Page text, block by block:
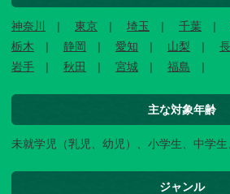
神奈川 東京 埼玉 千葉
栃木
静岡 愛知 山梨
岩手
秋田 宮城 福島
主な対象年齢
未就学児（乳児、幼児）、小学生、中学生
ジャンル